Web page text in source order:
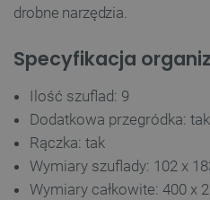
drobne narzędzia.
Specyfikacja
Ilość szuflad: 9
Dodatkowa przegródka: tak
Rączka: tak
Wymiary szuflady: 102 x
Wymiary całkowite: 400 x